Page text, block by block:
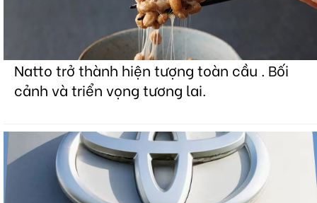
Natto trở thành hiện tượng toàn cầu . Bối
cảnh và triển vọng tương lai.